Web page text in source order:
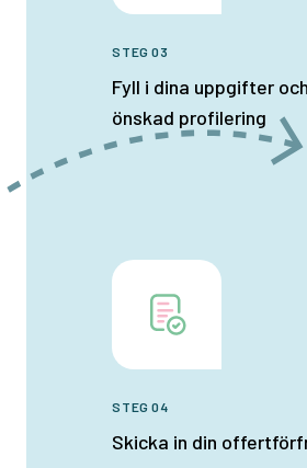
STEG 03
Fyll i dina uppgifter
önskad profilering
STEG 04
Skicka in din